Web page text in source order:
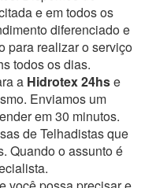
e em todos os
diferenciado e
para realizar o serviço
todos os dias.
a Hidrotex 24hse
Enviamos um
em 30 minutos.
de Telhadistas que
Quando o assunto é